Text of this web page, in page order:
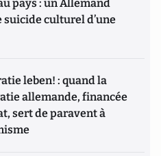
pays : un Allemand
suicide culturel d’une
leben! : quand la
allemande, financée
sert de paravent à